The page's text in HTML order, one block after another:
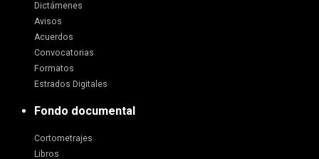
Dictámenes
Avisos
Acuerdos
Convocatorias
Formatos
Estrados Digitales
Fondo documental
Cortometrajes
Libros